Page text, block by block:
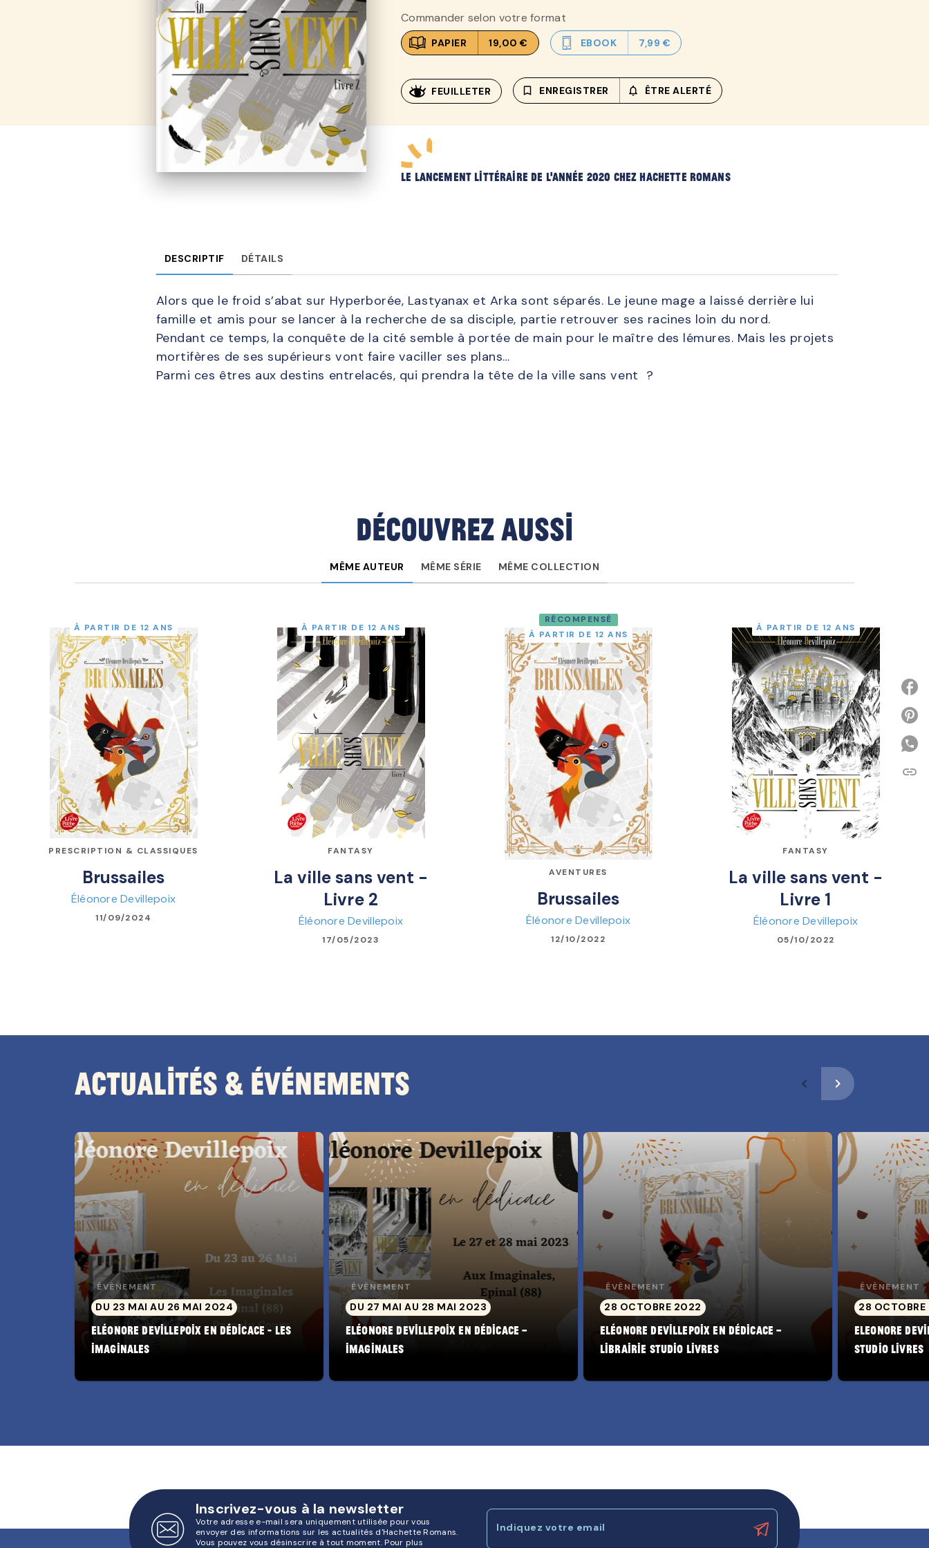
Commander selon votre format
PAPIER 19,00 € EBOOK 7,99 €
FEUILLETER bookmark_border ENREGISTRER notifications_none_outlined
ÊTRE ALERTÉ
LE lancement littéraire de l'année 2020 chez Hachette Romans
DESCRIPTIF DÉTAILS
Alors que le froid s’abat sur Hyperborée, Lastyanax et Arka sont séparés. Le jeune mage a laissé derrière lui
famille et amis pour se lancer à la recherche de sa disciple, partie retrouver ses racines loin du nord.
Pendant ce temps, la conquête de la cité semble à portée de main pour le maître des lémures. Mais les projets
mortifères de ses supérieurs vont faire vaciller ses plans…
Parmi ces êtres aux destins entrelacés, qui prendra la tête de la ville sans vent ?
Découvrez aussi
MÊME AUTEUR MÊME SÉRIE MÊME COLLECTION
À PARTIR DE 12 ANS
PRESCRIPTION & CLASSIQUES
Brussailes
Éléonore Devillepoix
11/09/2024
À PARTIR DE 12 ANS
FANTASY
La ville sans vent -
Livre 2
Éléonore Devillepoix
17/05/2023
RÉCOMPENSÉ
À PARTIR DE 12 ANS
AVENTURES
Brussailes
Éléonore Devillepoix
12/10/2022
À PARTIR DE 12 ANS
FANTASY
La ville sans vent -
Livre 1
Éléonore Devillepoix
05/10/2022
Actualités & Événements navigate_before navigate_next
ÉVÈNEMENT
DU 23 MAI AU 26 MAI 2024
Eléonore Devillepoix en dédicace - Les
Imaginales
ÉVÈNEMENT
DU 27 MAI AU 28 MAI 2023
Eléonore Devillepoix en dédicace –
Imaginales
ÉVÈNEMENT
28 OCTOBRE 2022
Eléonore Devillepoix en dédicace –
Librairie Studio Livres
ÉVÈNEMENT
28
Eleonore
Studio Livres
link
Inscrivez-vous à la newsletter
Votre adresse e-mail sera uniquement utilisée pour vous
envoyer des informations sur les actualités d'Hachette Romans.
Vous pouvez vous désinscrire à tout moment. Pour plus
Indiquez votre email